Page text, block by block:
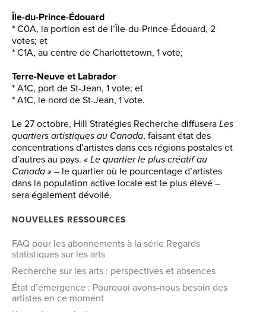
Île-du-Prince-Édouard
* C0A, la portion est de l’Île-du-Prince-Édouard, 2
votes; et
* C1A, au centre de Charlottetown, 1 vote;
Terre-Neuve et Labrador
* A1C, port de St-Jean, 1 vote; et
* A1C, le nord de St-Jean, 1 vote.
Le 27 octobre, Hill Stratégies Recherche diffusera Les
quartiers artistiques au Canada, faisant état des
concentrations d’artistes dans ces régions postales et
d’autres au pays. « Le quartier le plus créatif au
Canada » – le quartier où le pourcentage d’artistes
dans la population active locale est le plus élevé –
sera également dévoilé.
NOUVELLES RESSOURCES
FAQ pour les abonnements à la série Regards
statistiques sur les arts
Recherche sur les arts : perspectives et absences
État d’émergence : Pourquoi avons-nous besoin des
artistes en ce moment